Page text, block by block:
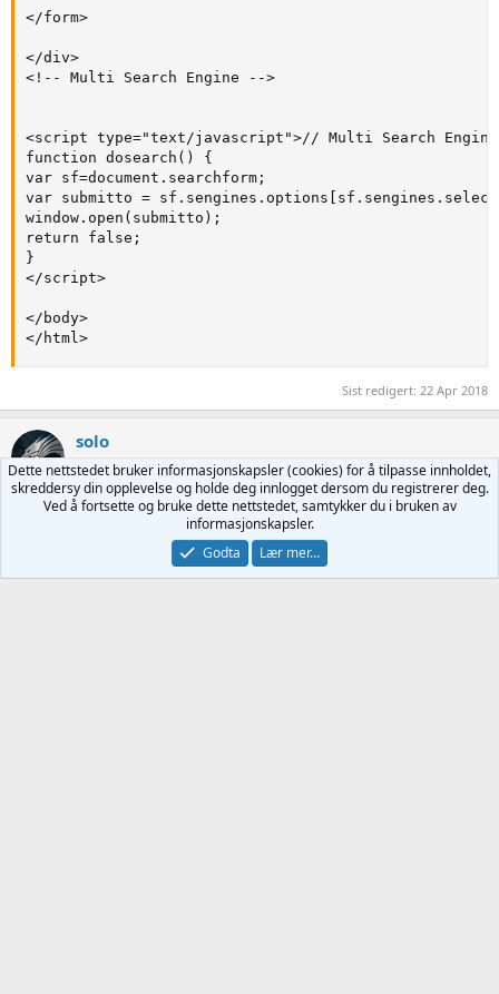
</form>
</div>
<!-- Multi Search Engine -->
<script type="text/javascript">// Multi Search
function dosearch() {
var sf=document.searchform;
var submitto =
window.open(submitto);
return false;
}
</script>
</body>
</html>
Sist redigert: 22 Apr 2018
solo
Medlem
Dette nettstedet bruker informasjonskapsler (cookies) for å tilpasse innholdet,
skreddersy din opplevelse og holde deg innlogget dersom du registrerer deg.
Ved å fortsette og bruke dette nettstedet, samtykker du i bruken av
informasjonskapsler.
Godta
Lær mer…